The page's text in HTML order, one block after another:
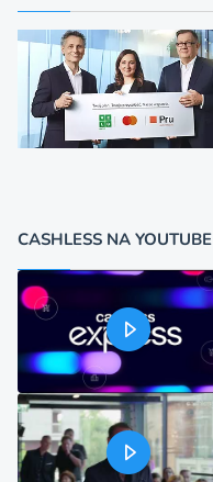
CASHLESS NA YOUTUBE